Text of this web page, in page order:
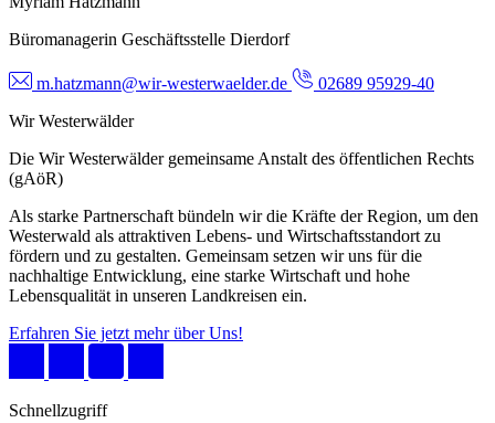
Büromanagerin Geschäftsstelle Dierdorf
m.hatzmann@wir-westerwaelder.de
02689 95929-40
Wir Westerwälder
Die Wir Westerwälder gemeinsame Anstalt des öffentlichen Rechts
(gAöR)
Als starke Partnerschaft bündeln wir die Kräfte der Region, um den
Westerwald als attraktiven Lebens- und Wirtschaftsstandort zu
fördern und zu gestalten. Gemeinsam setzen wir uns für die
nachhaltige Entwicklung, eine starke Wirtschaft und hohe
Lebensqualität in unseren Landkreisen ein.
Erfahren Sie jetzt mehr über Uns!
Schnellzugriff